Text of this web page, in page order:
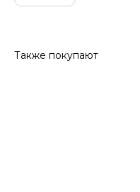
Также покупают